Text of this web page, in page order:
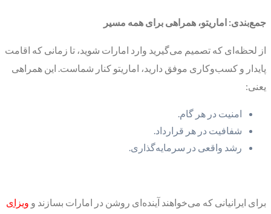
جمع‌بندی: اماریتو، همراهی برای همه مسیر
از لحظه‌ای که تصمیم می‌گیرید وارد امارات شوید، تا زمانی که اقامت
پایدار و کسب‌وکاری موفق دارید، اماریتو کنار شماست. این همراهی
یعنی:
امنیت در هر گام.
شفافیت در هر قرارداد.
رشد واقعی در سرمایه‌گذاری.
برای ایرانیانی که می‌خواهند آینده‌ای روشن در امارات بسازند و ویزای